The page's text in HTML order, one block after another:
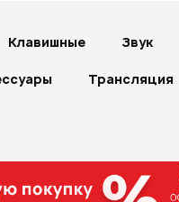
Клавишные Звук
Трансляция